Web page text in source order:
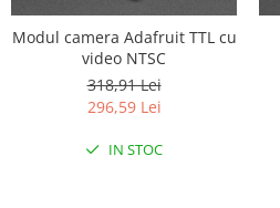
Multiplexor
Modul camera Adafruit TTL cu
video NTSC
318,91 Lei
296,59 Lei
IN STOC